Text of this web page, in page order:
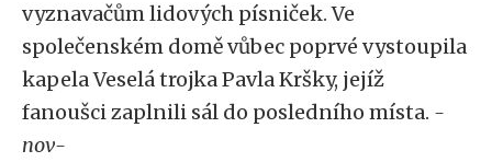
vyznavačům lidových písniček. Ve
společenském domě vůbec poprvé vystoupila
kapela Veselá trojka Pavla Kršky, jejíž
fanoušci zaplnili sál do posledního místa. -
nov-